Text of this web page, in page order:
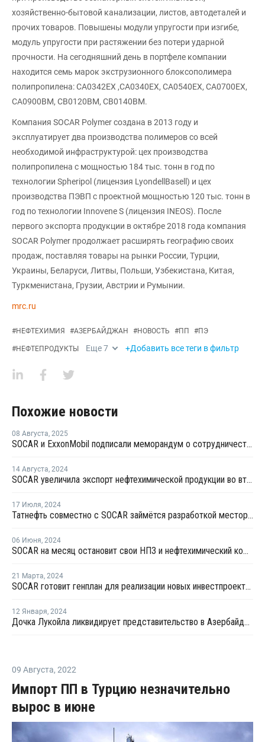
хозяйственно-бытовой канализации, листов, автодеталей и
прочих товаров. Повышены модули упругости при изгибе,
модуль упругости при растяжении без потери ударной
прочности. На сегодняшний день в портфеле компании
находится семь марок экструзионного блоксополимера
полипропилена: CA0342EX ,CA0340EX, CA0540EX, CA0700EX,
CA0900BM, CB0120BM, CB0140BM.
Компания SOCAR Polymer создана в 2013 году и
эксплуатирует два производства полимеров со всей
необходимой инфраструктурой: цех производства
полипропилена с мощностью 184 тыс. тонн в год по
технологии Spheripol (лицензия LyondellBasell) и цех
производства ПЭВП с проектной мощностью 120 тыс. тонн в
год по технологии Innovene S (лицензия INEOS). После
первого экспорта продукции в октябре 2018 года компания
SOCAR Polymer продолжает расширять географию своих
продаж, поставляя товары на рынки России, Турции,
Украины, Беларуси, Литвы, Польши, Узбекистана, Китая,
Туркменистана, Грузии, Австрии и Румынии.
mrc.ru
#НЕФТЕХИМИЯ #АЗЕРБАЙДЖАН #НОВОСТЬ #ПП #ПЭ
#НЕФТЕПРОДУКТЫ Еще7 +Добавить все теги в фильтр
Похожие новости
08 Августа, 2025
SOCAR и ExxonMobil подписали меморандум о сотрудничестве
14 Августа, 2024
SOCAR увеличила экспорт нефтехимической продукции во втором квартале
17 Июля, 2024
Татнефть совместно с SOCAR займётся разработкой месторождения в Азербайджане
06 Июня, 2024
SOCAR на месяц остановит свои НПЗ и нефтехимический комплекс на профилактику
21 Марта, 2024
SOCAR готовит генплан для реализации новых инвестпроектов в нефтехимии Турции
12 Января, 2024
Дочка Лукойла ликвидирует представительство в Азербайджане
09 Августа, 2022
Импорт ПП в Турцию незначительно
вырос в июне